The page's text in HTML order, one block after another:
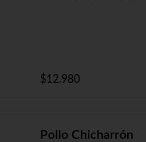
$12.980
Pollo Chicharrón